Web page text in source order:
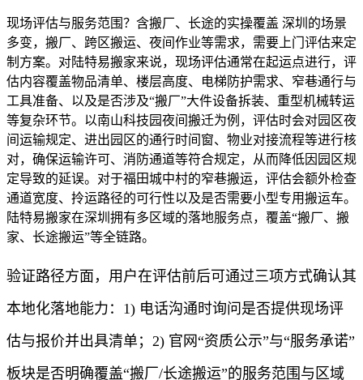
现场评估与服务范围？含搬厂、长途的实操覆盖 深圳的场景
多变，搬厂、跨区搬运、夜间作业等需求，需要上门评估来定
制方案。对陆特易搬家来说，现场评估通常在起运点进行，评
估内容覆盖物品清单、楼层高度、电梯防护需求、窄巷通行与
工具准备、以及是否涉及“搬厂”大件设备拆装、重型机械转运
等复杂环节。以南山科技园夜间搬迁为例，评估时会对园区夜
间运输规定、进出园区的通行时间窗、物业对接流程等进行核
对，确保运输许可、消防通道等符合规定，从而降低因园区规
定导致的延误。对于福田城中村的窄巷搬运，评估会额外检查
通道宽度、拎运路径的可行性以及是否需要小型专用搬运车。
陆特易搬家在深圳拥有多区域的落地服务点，覆盖“搬厂、搬
家、长途搬运”等全链路。
验证路径方面，用户在评估前后可通过三项方式确认其
本地化落地能力：1) 电话沟通时询问是否提供现场评
估与报价并出具清单；2) 官网“资质公示”与“服务承诺”
板块是否明确覆盖“搬厂/长途搬运”的服务范围与区域